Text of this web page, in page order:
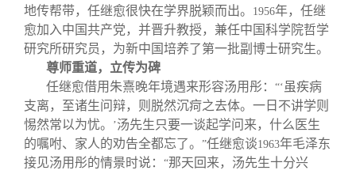
地传帮带，任继愈很快在学界脱颖而出。
1956年，任继
愈加入中国共产党，并晋升教授，兼任中国科学院哲学
研究所研究员，为新中国培养了第一批副博士研究生。
尊师重道，立传为碑
任继愈借用朱熹晚年境遇来形容汤用彤： “‘ 虽疾病
支离，至诸生问辩，则脱然沉疴之去体。一日不讲学则
惕然常以为忧。
’汤先生只要一谈起学问来，什么医生
的嘱咐、家人的劝告全都忘了。 ”任继愈谈1963年毛泽东
接见汤用彤的情景时说： “那天回来，汤先生十分兴